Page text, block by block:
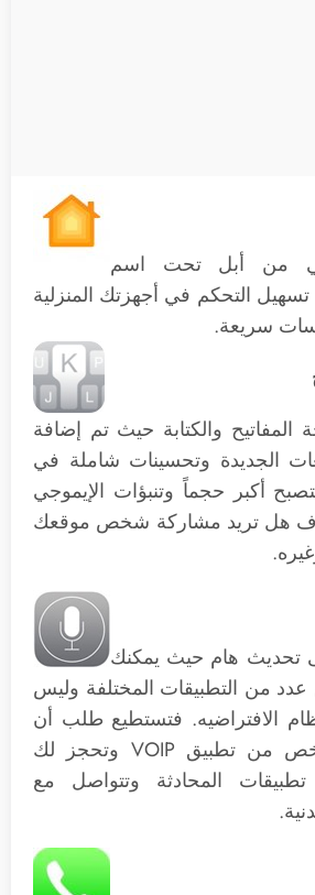
من أبل تحت اسم
التحكم في أجهزتك المنزلية
سريعة.
والكتابة حيث تم إضافة
الجديدة وتحسينات شاملة في
أكبر حجماً وتنبؤات الإيموجي
هل تريد مشاركة شخص موقعك
هام حيث يمكنك
عدد من التطبيقات المختلفة وليس
الافتراضيه. فتستطيع طلب أن
تتصل سيري بشخص من تطبيق VOIP وتحجز لك
المحادثة وتتواصل مع